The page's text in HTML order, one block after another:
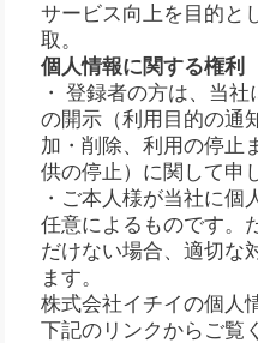
サービス向上を目的と
取。
個人情報に関する権利
・ 登録者の方は、当
の開示（利用目的の通
加・削除、利用の停止
供の停止）に関して申
・ご本人様が当社に個
任意によるものです。
だけない場合、適切な
ます。
株式会社イチイの個人
下記のリンクからご覧